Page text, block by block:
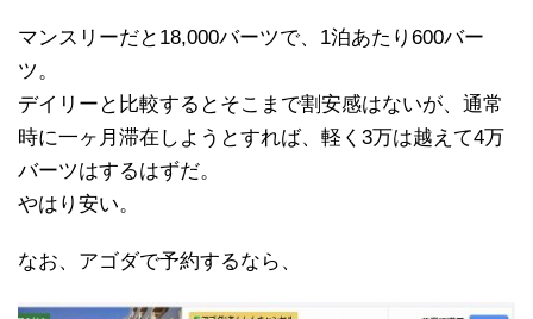
マンスリーだと18,000バーツで、1泊あたり600バー
ツ。
デイリーと比較するとそこまで割安感はないが、通常
時に一ヶ月滞在しようとすれば、軽く3万は越えて4万
バーツはするはずだ。
やはり安い。
なお、アゴダで予約するなら、